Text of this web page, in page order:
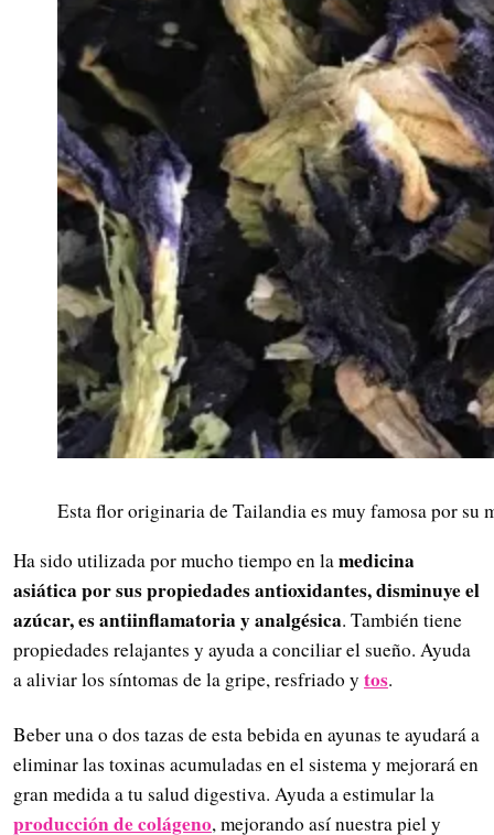
Esta flor originaria de Tailandia es muy famosa por su
Ha sido utilizada por mucho tiempo en lamedicina
asiática por sus propiedades antioxidantes, disminuye el
azúcar, es antiinflamatoria y analgésica. También tiene
propiedades relajantes y ayuda a conciliar el sueño. Ayuda
a aliviar los síntomas de la gripe, resfriado y tos.
Beber una o dos tazas de esta bebida en ayunas te ayudará a
eliminar las toxinas acumuladas en el sistema y mejorará en
gran medida a tu salud digestiva. Ayuda a estimular la
producción de colágeno, mejorando así nuestra piel y